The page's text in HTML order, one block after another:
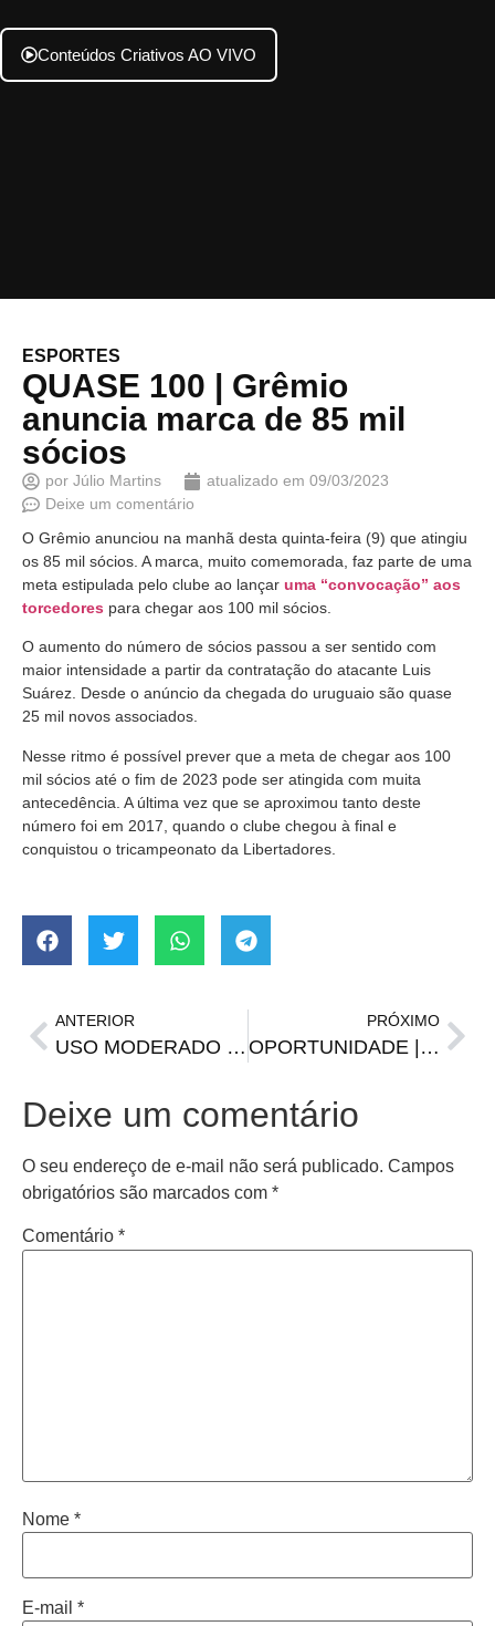
Conteúdos Criativos AO VIVO
ESPORTES
QUASE 100 | Grêmio
anuncia marca de 85 mil
sócios
por Júlio Martins atualizado em 09/03/2023
Deixe um comentário
O Grêmio anunciou na manhã desta quinta-feira (9) que atingiu
os 85 mil sócios. A marca, muito comemorada, faz parte de uma
meta estipulada pelo clube ao lançar uma “convocação” aos
torcedores para chegar aos 100 mil sócios.
O aumento do número de sócios passou a ser sentido com
maior intensidade a partir da contratação do atacante Luis
Suárez. Desde o anúncio da chegada do uruguaio são quase
25 mil novos associados.
Nesse ritmo é possível prever que a meta de chegar aos 100
mil sócios até o fim de 2023 pode ser atingida com muita
antecedência. A última vez que se aproximou tanto deste
número foi em 2017, quando o clube chegou à final e
conquistou o tricampeonato da Libertadores.
ANTERIOR
USO MODERADO | Corsan pede que consumidor evite desperdício de água
PRÓXIMO
OPORTUNIDADE | FGTAS/Sine disponibiliza quase 30 vagas de emprego
Deixe um comentário
O seu endereço de e-mail não será publicado. Campos
obrigatórios são marcados com *
Comentário *
Nome *
E-mail *